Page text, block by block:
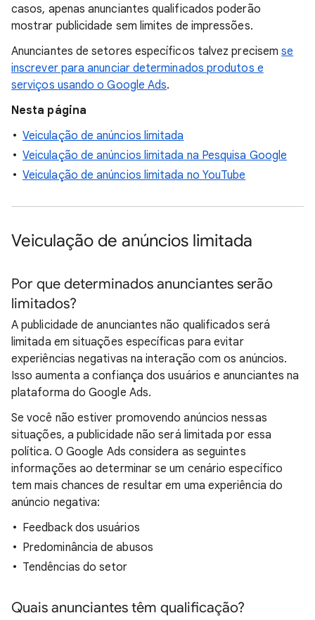
casos, apenas anunciantes qualificados poderão
mostrar publicidade sem limites de impressões.
Anunciantes de setores específicos talvez precisemse
inscrever para anunciar determinados produtos e
serviços usando o Google Ads.
Nesta página
Veiculação de anúncios limitada
Veiculação de anúncios limitada na Pesquisa Google
Veiculação de anúncios limitada no YouTube
Veiculação de anúncios limitada
Por que determinados anunciantes serão
limitados?
A publicidade de anunciantes não qualificados será
limitada em situações específicas para evitar
experiências negativas na interação com os anúncios.
Isso aumenta a confiança dos usuários e anunciantes na
plataforma do Google Ads.
Se você não estiver promovendo anúncios nessas
situações, a publicidade não será limitada por essa
política. O Google Ads considera as seguintes
informações ao determinar se um cenário específico
tem mais chances de resultar em uma experiência do
anúncio negativa:
Feedback dos usuários
Predominância de abusos
Tendências do setor
Quais anunciantes têm qualificação?